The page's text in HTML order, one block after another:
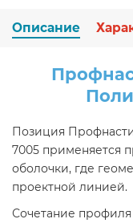
Описание
Позиция
7005 применяется
оболочки, где
проектной линией.
Сочетание